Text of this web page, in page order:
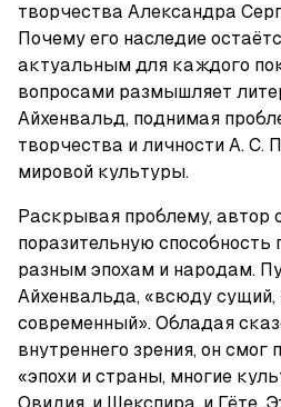
творчества Александра
Почему его наследие
актуальным для каждого
вопросами размышляет
Айхенвальд, поднимая
творчества и личности А. С.
мировой культуры.
Раскрывая проблему, автор
поразительную способность
разным эпохам и народам.
Айхенвальда, «всюду сущий,
современный». Обладая
внутреннего зрения, он смог
«эпохи и страны, многие